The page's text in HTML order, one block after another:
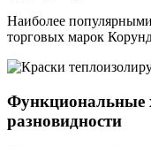
Наиболее
торговых марок
Функциональные
разновидности